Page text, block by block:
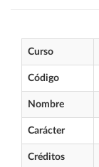
Curso
Código
Nombre
Carácter
Créditos